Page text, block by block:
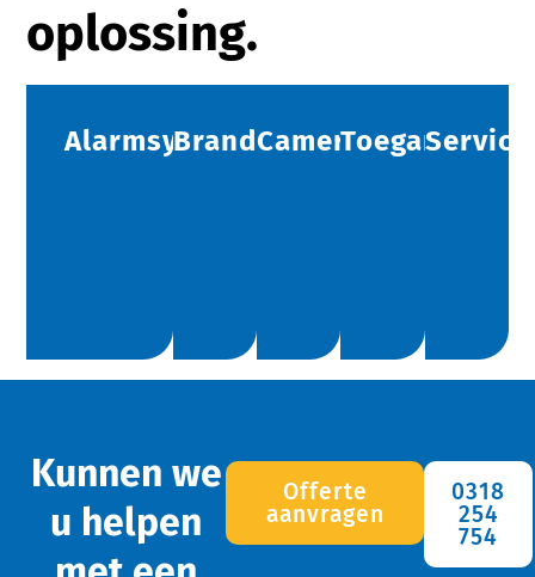
oplossing.
AlarmsystemenBrandbeveiliging
Camerabeveiliging
Service
Kunnen we
u helpen
Offerte
aanvragen
0318
254
754